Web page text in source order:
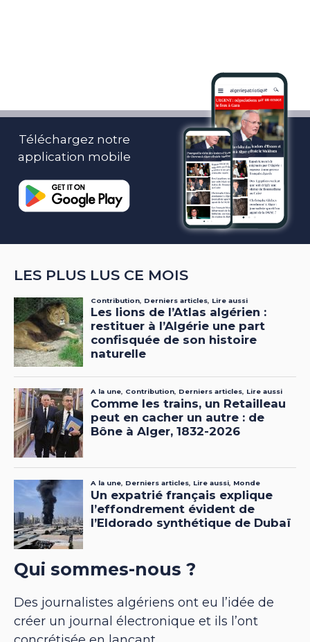
Téléchargez notre
application mobile
LES PLUS LUS CE MOIS
Qui sommes-nous ?
Des journalistes algériens ont eu l’idée de
créer un journal électronique et ils l’ont